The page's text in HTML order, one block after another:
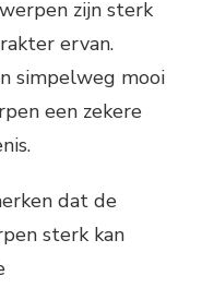
zijn sterk
ervan.
simpelweg mooi
een zekere
dat de
sterk kan